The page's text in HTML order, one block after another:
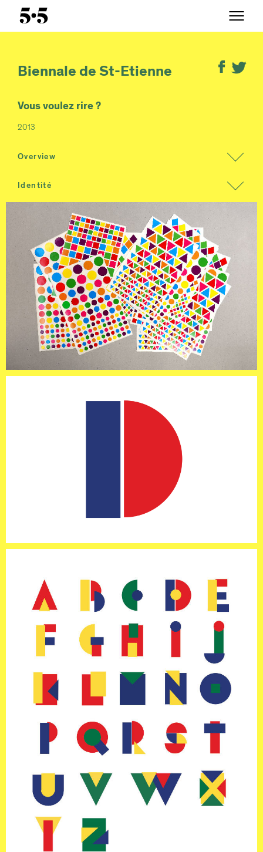
Biennale de St-Etienne
Vous voulez rire ?
2013
Overview
Identité